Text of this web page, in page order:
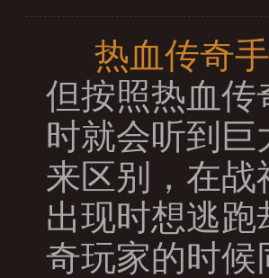
热血传奇
但按照热血传
时就会听到
来区别，在
出现时想逃
奇玩家的时候